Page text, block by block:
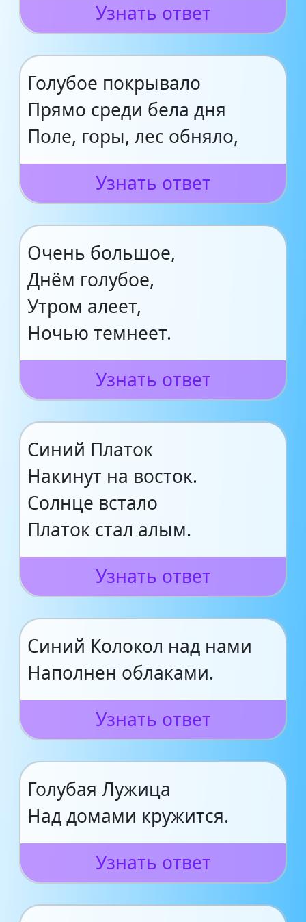
Узнать ответ
Голубое покрывало
Прямо среди бела дня
Поле, горы, лес обняло,
Узнать ответ
Очень большое,
Днём голубое,
Утром алеет,
Ночью темнеет.
Узнать ответ
Синий Платок
Накинут на восток.
Солнце встало
Платок стал алым.
Узнать ответ
Синий Колокол над нами
Наполнен облаками.
Узнать ответ
Голубая Лужица
Над домами кружится.
Узнать ответ